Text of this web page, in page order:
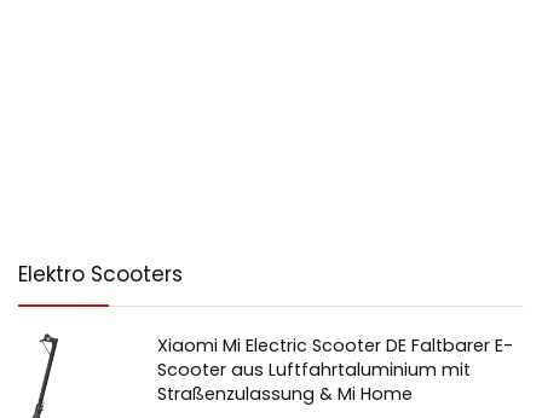
Elektro Scooters
Xiaomi Mi Electric Scooter DE Faltbarer E-
Scooter aus Luftfahrtaluminium mit
Straßenzulassung & Mi Home